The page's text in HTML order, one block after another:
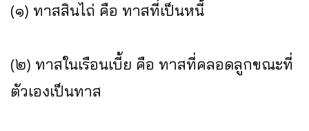
(๑) ทาสสินไถ่ คือ ทาสที่เป็นหนี้
(๒) ทาสในเรือนเบี้ย คือ ทาสที่คลอดลูกขณะที่
ตัวเองเป็นทาส